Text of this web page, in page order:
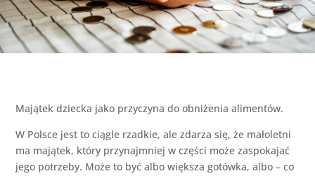
Majątek dziecka jako przyczyna do obniżenia alimentów.
W Polsce jest to ciągle rzadkie, ale zdarza się, że małoletni
ma majątek, który przynajmniej w części może zaspokajać
jego potrzeby. Może to być albo większa gotówka, albo – co